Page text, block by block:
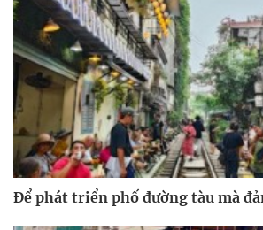
Để phát triển phố đường tàu mà